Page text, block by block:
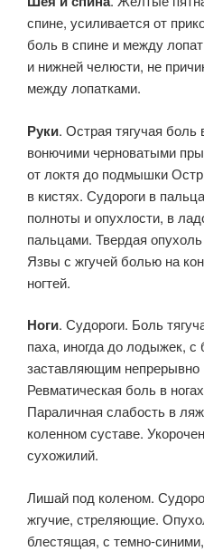
спине, усиливается от
боль в спине и между
и нижней челюсти, не
между лопатками.
Руки. Острая тягучая боль
вонючими черноватыми
от локтя до подмышки
в кистях. Судороги в
полноты и опухлости, в
пальцами. Твердая
Язвы с жгучей болью на
ногтей.
Ноги. Судороги. Боль
паха, иногда до лодыжек, с
заставляющим непрерывно
Ревматическая боль в
Параличная слабость в
коленном суставе.
сухожилий.
Лишай под коленом.
жгучие, стреляющие.
блестящая, с темно-